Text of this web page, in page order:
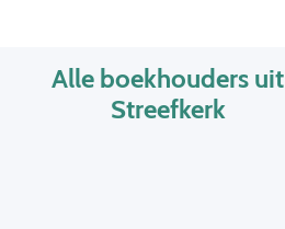
Alle boekhouders uit
Streefkerk